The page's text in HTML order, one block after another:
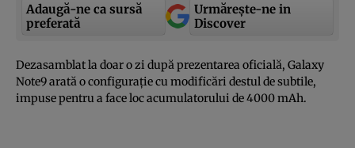
Adaugă-ne ca sursă
preferată
Urmărește-ne in
Discover
Dezasamblat la doar o zi după prezentarea oficială, Galaxy
Note9 arată o configuraţie cu modificări destul de subtile,
impuse pentru a face loc acumulatorului de 4000 mAh.